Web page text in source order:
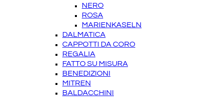
NERO
ROSA
MARIENKASELN
DALMATICA
CAPPOTTI DA CORO
REGALIA
FATTO SU MISURA
BENEDIZIONI
MITREN
BALDACCHINI